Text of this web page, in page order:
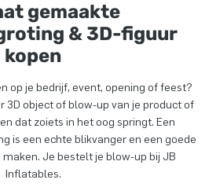
gemaakte
& 3D-figuur
kopen
op je bedrijf, event, opening of feest?
3D object of blow-up van je product of
dat zoiets in het oog springt. Een
is een echte blikvanger en een goede
Je bestelt je blow-up bij JB
Inflatables.